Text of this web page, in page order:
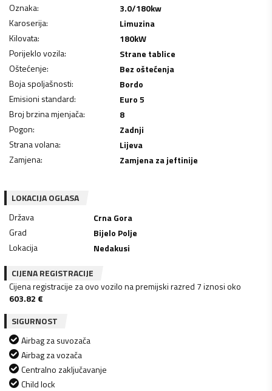
Oznaka:
3.0/180kw
Karoserija:
Limuzina
Kilovata: 180kW
Porijeklo vozila:
Strane tablice
Oštećenje:
Bez oštećenja
Boja spoljašnosti:
Bordo
Emisioni standard:
Euro 5
Broj brzina mjenjača:
8
Pogon:
Zadnji
Strana volana:
Lijeva
Zamjena: Zamjena za jeftinije
LOKACIJA OGLASA
Država
Crna Gora
Grad
Bijelo Polje
Lokacija
Nedakusi
CIJENA REGISTRACIJE
Cijena registracije za ovo vozilo na premijski razred 7 iznosi oko
603.82 €
SIGURNOST
Airbag za suvozača
Airbag za vozača
Centralno zaključavanje
Child lock